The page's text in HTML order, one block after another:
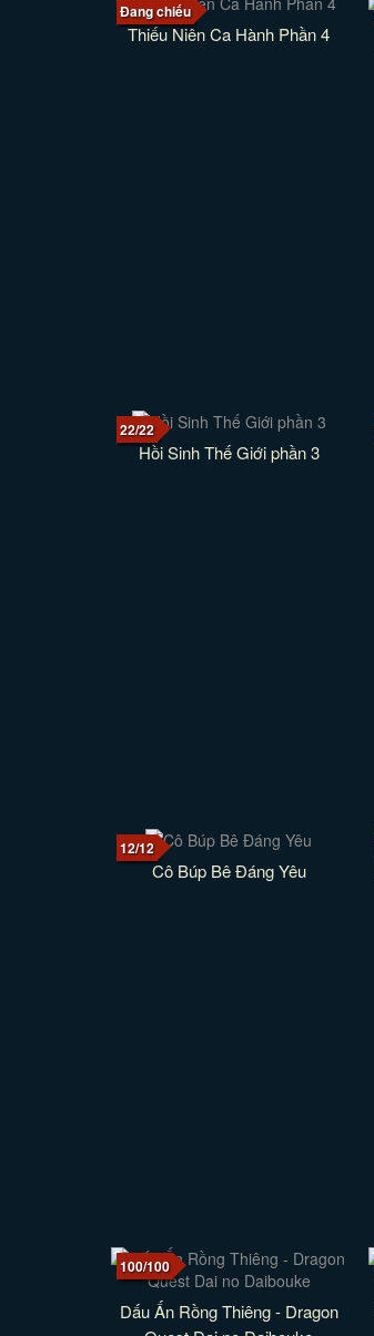
Đang chiếu
Thiếu Niên Ca Hành Phần 4
22/22
Hồi Sinh Thế Giới phần 3
12/12
Cô Búp Bê Đáng Yêu
100/100
Dấu Ấn Rồng Thiêng - Dragon